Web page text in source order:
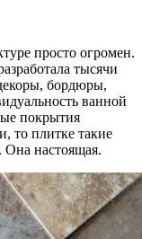
просто огромен.
тысячи
бордюры,
ванной
покрытия
то плитке такие
Она настоящая.